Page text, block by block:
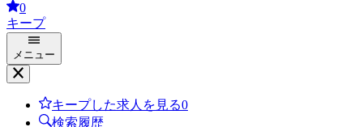
0
キープ
メニュー
キープした求人を見る0
検索履歴